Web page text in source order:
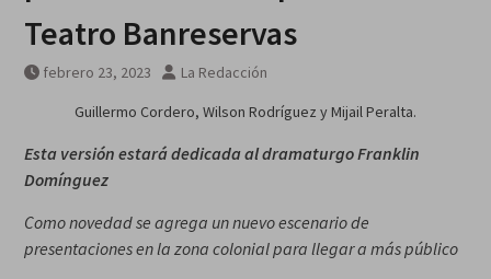
Teatro Banreservas
febrero 23, 2023
La Redacción
Guillermo Cordero, Wilson Rodríguez y Mijail Peralta.
Esta versión estará dedicada al dramaturgo Franklin
Domínguez
Como novedad se agrega un nuevo escenario de
presentaciones en la zona colonial para llegar a más público